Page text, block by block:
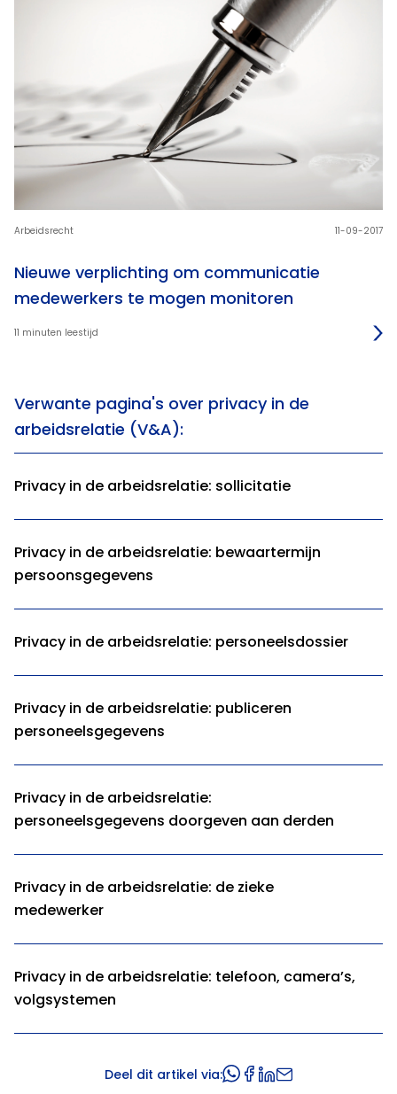
Nieuwe verplichting om communicatie
medewerkers te mogen monitoren
Arbeidsrecht 11-09-2017
11 minuten leestijd
Verwante pagina's over privacy in de
arbeidsrelatie (V&A):
Privacy in de arbeidsrelatie: sollicitatie
Privacy in de arbeidsrelatie: bewaartermijn
persoonsgegevens
Privacy in de arbeidsrelatie: personeelsdossier
Privacy in de arbeidsrelatie: publiceren
personeelsgegevens
Privacy in de arbeidsrelatie:
personeelsgegevens doorgeven aan derden
Privacy in de arbeidsrelatie: de zieke
medewerker
Privacy in de arbeidsrelatie: telefoon, camera’s,
volgsystemen
Deel dit artikel via: